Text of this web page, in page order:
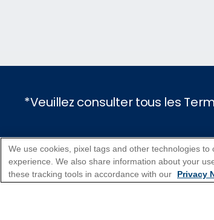
*Veuillez consulter tous les
Types de
Planifier une
We use cookies, pixel tags and other technologies
experience. We also share information about your
these tracking tools in accordance with our
Privacy